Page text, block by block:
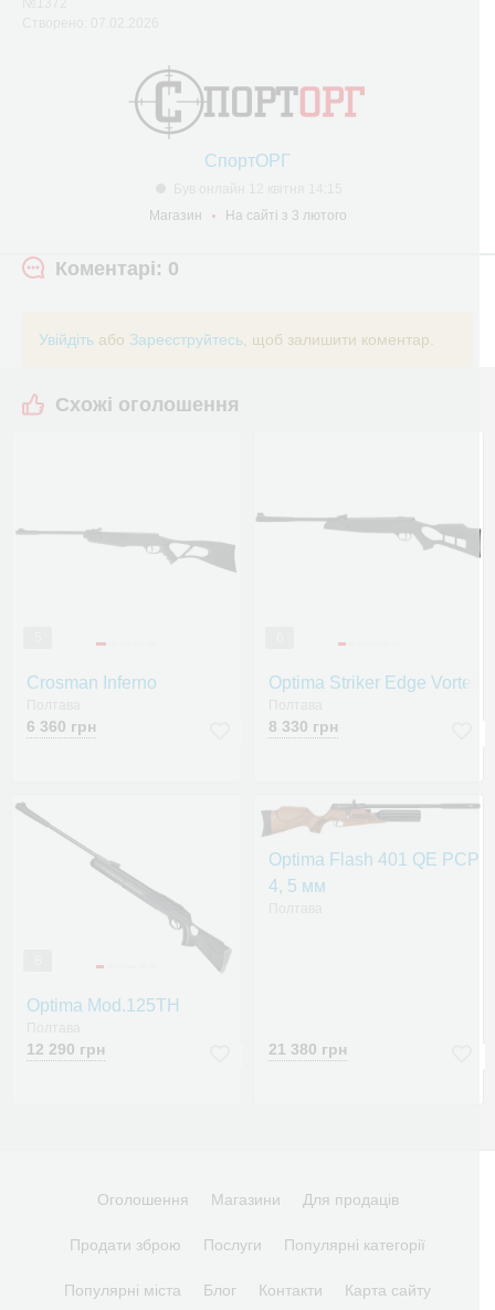
СпортОРГ
Магазин
На сайті з 3 лютого
Коментарі: 0
Увійдіть або Зареєструйтесь , щоб залишити коментар.
Схожі оголошення
Crosman Inferno
6 360 грн
Optima Striker Edge Vortex
8 330 грн
Optima Mod.125TH
12 290 грн
Optima Flash 401 QE PCP
4, 5 мм
21 380 грн
Оголошення Магазини Для продаців
Продати зброю Послуги Популярні категорії
Популярні міста Блог Контакти Карта сайту